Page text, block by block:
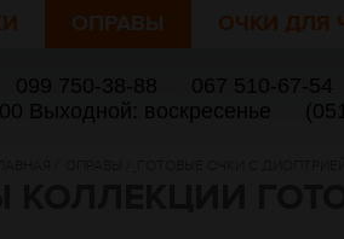
ОПРАВЫ ОЧКИ ДЛЯ
099 750-38-88
067 510-67-54
Выходной: воскресенье